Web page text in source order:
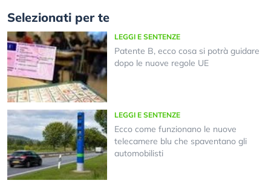
Selezionati per te
LEGGI E SENTENZE
Patente B, ecco cosa si potrà guidare
dopo le nuove regole UE
LEGGI E SENTENZE
Ecco come funzionano le nuove
telecamere blu che spaventano gli
automobilisti